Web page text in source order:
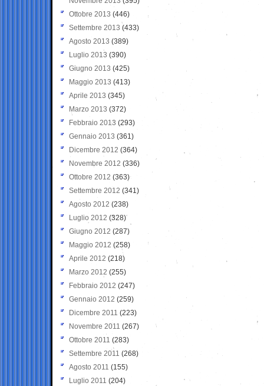
Ottobre 2013 (446)
Settembre 2013 (433)
Agosto 2013 (389)
Luglio 2013 (390)
Giugno 2013 (425)
Maggio 2013 (413)
Aprile 2013 (345)
Marzo 2013 (372)
Febbraio 2013 (293)
Gennaio 2013 (361)
Dicembre 2012 (364)
Novembre 2012 (336)
Ottobre 2012 (363)
Settembre 2012 (341)
Agosto 2012 (238)
Luglio 2012 (328)
Giugno 2012 (287)
Maggio 2012 (258)
Aprile 2012 (218)
Marzo 2012 (255)
Febbraio 2012 (247)
Gennaio 2012 (259)
Dicembre 2011 (223)
Novembre 2011 (267)
Ottobre 2011 (283)
Settembre 2011 (268)
Agosto 2011 (155)
Luglio 2011 (204)